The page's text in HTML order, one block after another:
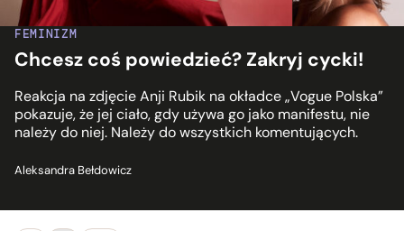
FEMINIZM
Chcesz coś powiedzieć? Zakryj cycki!
Reakcja na zdjęcie Anji Rubik na okładce „Vogue Polska”
pokazuje, że jej ciało, gdy używa go jako manifestu, nie
należy do niej. Należy do wszystkich komentujących.
Aleksandra Bełdowicz